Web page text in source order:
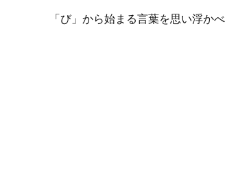
「び」から始まる言葉を思い浮か